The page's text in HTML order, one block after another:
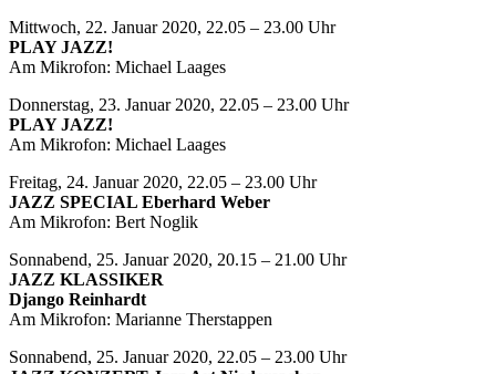
Mittwoch, 22. Januar 2020, 22.05 – 23.00 Uhr
PLAY JAZZ!
Am Mikrofon: Michael Laages
Donnerstag, 23. Januar 2020, 22.05 – 23.00 Uhr
PLAY JAZZ!
Am Mikrofon: Michael Laages
Freitag, 24. Januar 2020, 22.05 – 23.00 Uhr
JAZZ SPECIAL Eberhard Weber
Am Mikrofon: Bert Noglik
Sonnabend, 25. Januar 2020, 20.15 – 21.00 Uhr
JAZZ KLASSIKER
Django Reinhardt
Am Mikrofon: Marianne Therstappen
Sonnabend, 25. Januar 2020, 22.05 – 23.00 Uhr